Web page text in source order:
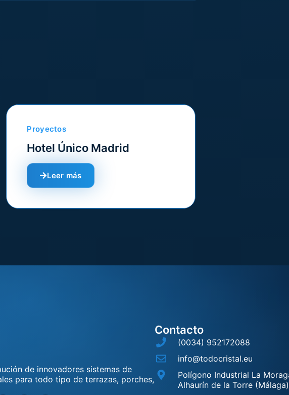
Proyectos
Hotel Único Madrid
Leer más
de innovadores sistemas de
para todo tipo de terrazas, porches,
Contacto
(0034) 952172088
info@todocristal.eu
Polígono Industrial La
Alhaurín de la Torre (Málaga)